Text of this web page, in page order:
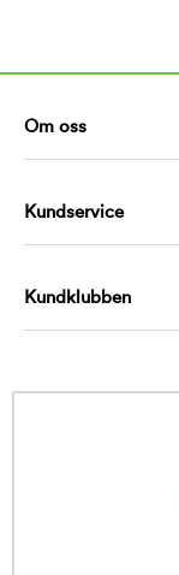
Om oss
Kundservice
Kundklubben